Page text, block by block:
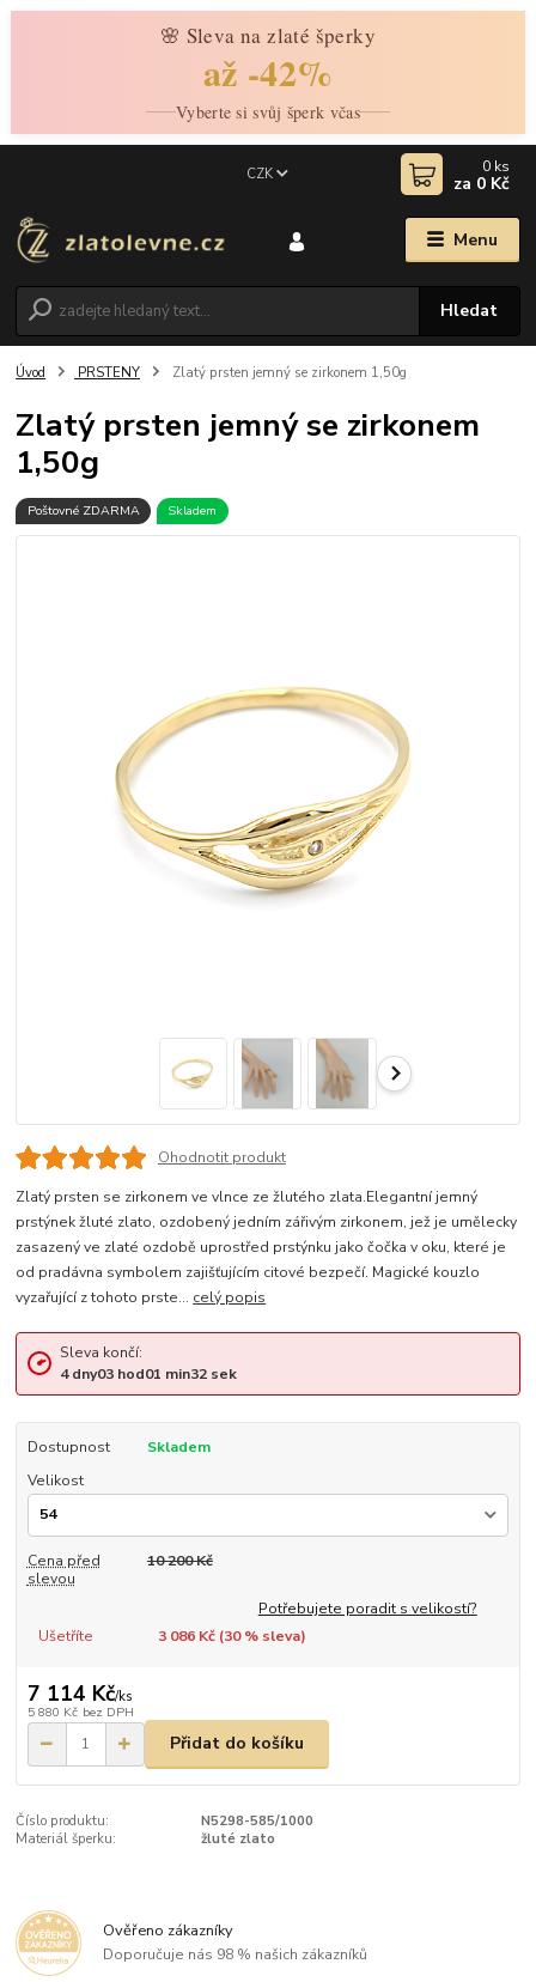
🌸 Sleva na zlaté šperky
až -42%
Vyberte si svůj šperk včas
Menu
CZK
Hledat
0 ks
za 0 Kč
Úvod PRSTENY Zlatý prsten jemný se zirkonem 1,50g
Zlatý prsten jemný se zirkonem
1,50g
Poštovné ZDARMA Skladem
Ohodnotit produkt
Zlatý prsten se zirkonem ve vlnce ze žlutého zlata.Elegantní jemný
prstýnek žluté zlato, ozdobený jedním zářivým zirkonem, jež je umělecky
zasazený ve zlaté ozdobě uprostřed prstýnku jako čočka v oku, které je
od pradávna symbolem zajišťujícím citové bezpečí. Magické kouzlo
vyzařující z tohoto prste... celý popis
Sleva končí:
4 dny03hod01 min32sek
Dostupnost
Skladem
Velikost
Cena před
slevou
10 200 Kč
Potřebujete poradit s velikostí?
Ušetříte
3 086 Kč (30% sleva)
7 114 Kč/ks
5 880 Kč bez DPH
Přidat do košíku
Číslo produktu:
N5298-585/1000
Materiál šperku:
žluté zlato
Ověřeno zákazníky
Doporučuje nás 98 % našich zákazníků